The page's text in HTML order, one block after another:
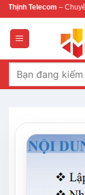
Bỏ
dung
– Chuyên cung cấp
kiếm: